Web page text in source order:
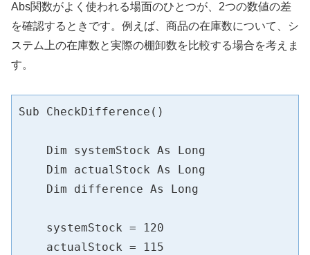
Abs関数がよく使われる場面のひとつが、2つの数値の差
を確認するときです。例えば、商品の在庫数について、シ
ステム上の在庫数と実際の棚卸数を比較する場合を考えま
す。
Sub CheckDifference()
    Dim systemStock As Long
    Dim actualStock As Long
    Dim difference As Long
    systemStock = 120
    actualStock = 115